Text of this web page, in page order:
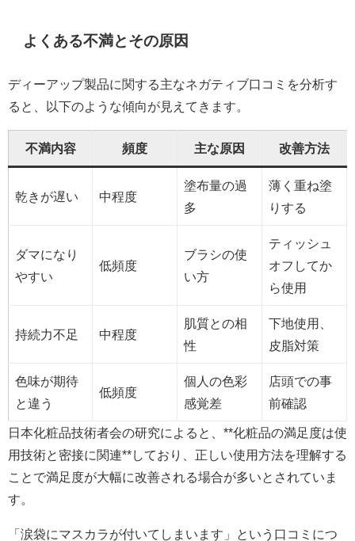
よくある不満とその原因
ディーアップ製品に関する主なネガティブ口コミを分析す
ると、以下のような傾向が見えてきます。
不満内容 頻度 主な原因 改善方法
乾きが遅い 中程度
塗布量の過
多
薄く重ね塗
りする
ダマになり
やすい
低頻度
ブラシの使
い方
ティッシュ
オフしてか
ら使用
持続力不足 中程度
肌質との相
性
下地使用、
皮脂対策
色味が期待
と違う
低頻度
個人の色彩
感覚差
店頭での事
前確認
日本化粧品技術者会の研究によると、**化粧品の満足度は使
用技術と密接に関連**しており、正しい使用方法を理解する
ことで満足度が大幅に改善される場合が多いとされていま
す。
「涙袋にマスカラが付いてしまいます」という口コミにつ